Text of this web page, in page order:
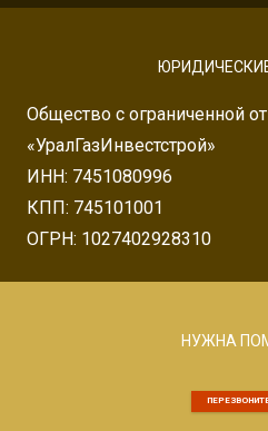
Общество с ограниченной
«УралГазИнвестстрой»
ИНН: 7451080996
КПП: 745101001
ОГРН: 1027402928310
НУЖНА